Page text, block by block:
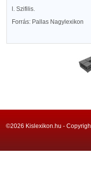
l. Szifilis.
Forrás: Pallas Nagylexikon
©2026 Kislexikon.hu -